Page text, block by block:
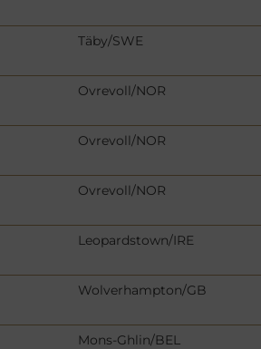
Täby/SWE
Ovrevoll/NOR
Ovrevoll/NOR
Ovrevoll/NOR
Leopardstown/IRE
Wolverhampton/GB
Mons-Ghlin/BEL